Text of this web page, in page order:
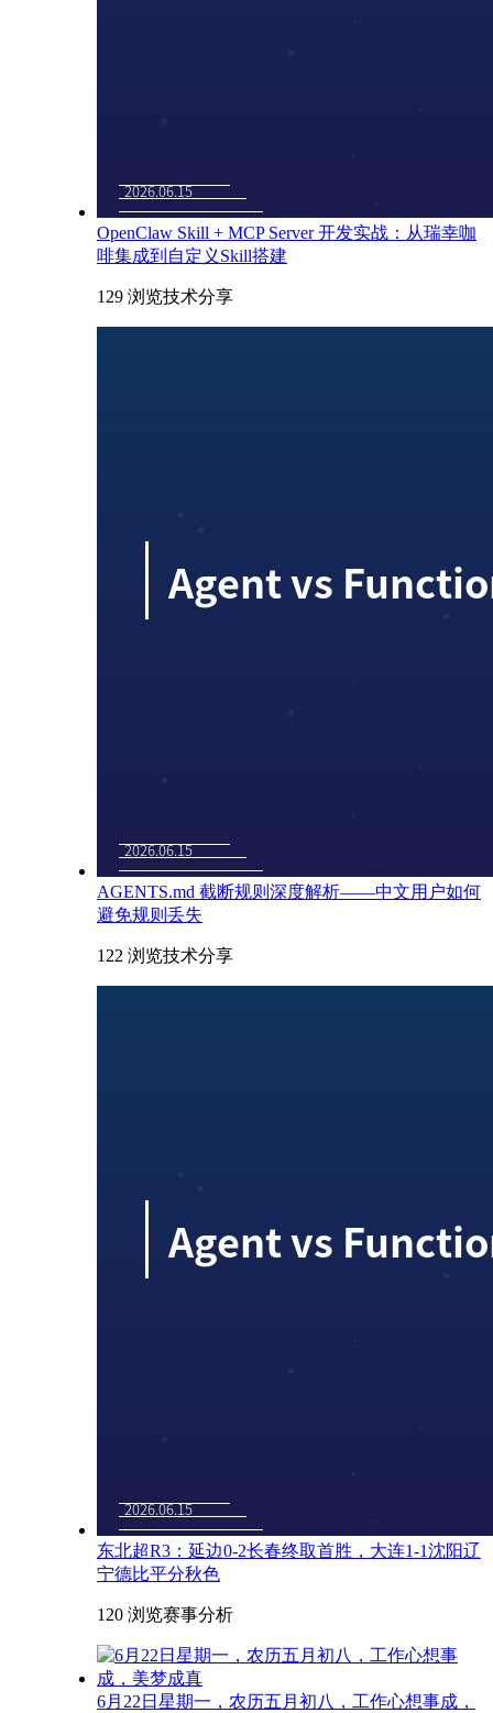
OpenClaw Skill + MCP Server 开发实战：从瑞幸咖
啡集成到自定义Skill搭建
129 浏览技术分享
AGENTS.md 截断规则深度解析——中文用户如何
避免规则丢失
122 浏览技术分享
东北超R3：延边0-2长春终取首胜，大连1-1沈阳辽
宁德比平分秋色
120 浏览赛事分析
6月22日星期一，农历五月初八，工作心想事成，